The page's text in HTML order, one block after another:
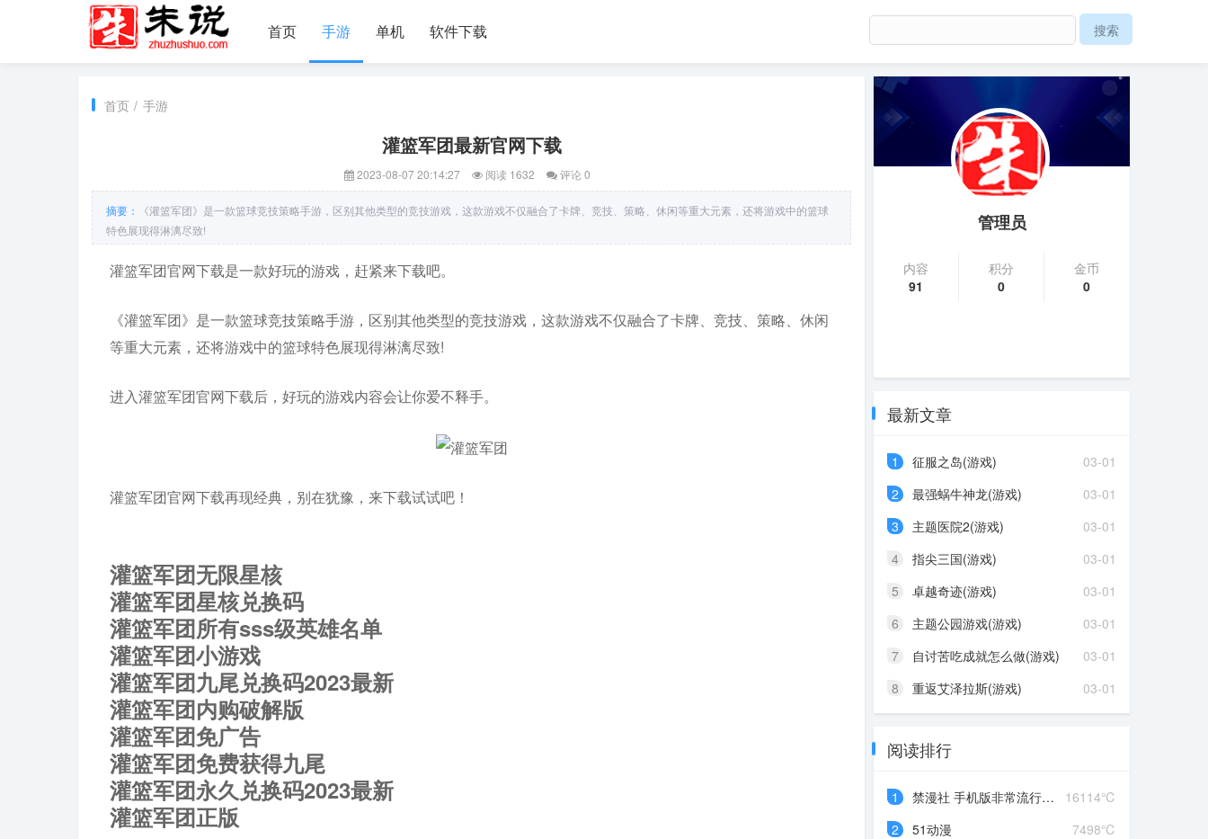
首页 手游 单机 软件下载
首页 / 手游
灌篮军团最新官网下载
2023-08-07 20:14:27 阅读 1632 评论 0
摘要：
《灌篮军团》是一款篮球竞技策略手游，区别其他类型的竞技游戏，这款游戏不仅融合了卡牌、竞技、策略、休闲等重大元素，还将游戏中的篮球
特色展现得淋漓尽致!
灌篮军团官网下载是一款好玩的游戏，赶紧来下载吧。
《灌篮军团》是一款篮球竞技策略手游，区别其他类型的竞技游戏，这款游戏不仅融合了卡牌、竞技、策略、休闲
等重大元素，还将游戏中的篮球特色展现得淋漓尽致!
进入灌篮军团官网下载后，好玩的游戏内容会让你爱不释手。
灌篮军团官网下载再现经典，别在犹豫，来下载试试吧！
灌篮军团无限星核
灌篮军团星核兑换码
灌篮军团所有sss级英雄名单
灌篮军团小游戏
灌篮军团九尾兑换码2023最新
灌篮军团内购破解版
灌篮军团免广告
灌篮军团免费获得九尾
灌篮军团永久兑换码2023最新
灌篮军团正版
管理员
内容
91
积分
0
金币
0
最新文章
03-01
1
征服之岛(游戏)
03-01
2
最强蜗牛神龙(游戏)
03-01
3
主题医院2(游戏)
03-01
4
指尖三国(游戏)
03-01
5
卓越奇迹(游戏)
03-01
6
主题公园游戏(游戏)
03-01
7
自讨苦吃成就怎么做(游戏)
03-01
8 重返艾泽拉斯(游戏)
阅读排行
16114℃
1
禁漫社 手机版非常流行的漫...
7498℃
2
51动漫